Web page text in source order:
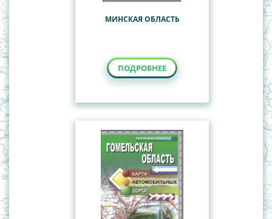
МИНСКАЯ ОБЛАСТЬ
ПОДРОБНЕЕ